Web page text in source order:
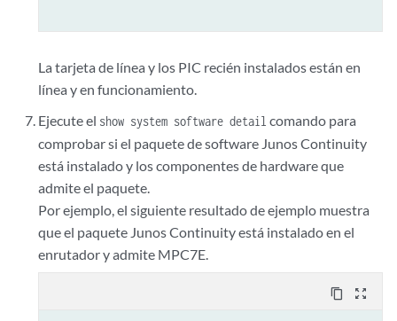
La tarjeta de línea y los PIC recién instalados están en
línea y en funcionamiento.
Ejecute el show system software detail comando para
comprobar si el paquete de software Junos Continuity
está instalado y los componentes de hardware que
admite el paquete.
Por ejemplo, el siguiente resultado de ejemplo muestra
que el paquete Junos Continuity está instalado en el
enrutador y admite MPC7E.
content_copy zoom_out_map